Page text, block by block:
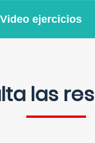
Video ejercicios
las